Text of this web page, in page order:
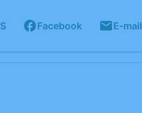
Facebook E-mail